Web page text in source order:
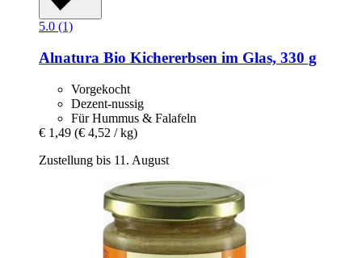
5.0 (1)
Alnatura Bio Kichererbsen im Glas, 330 g
Vorgekocht
Dezent-nussig
Für Hummus & Falafeln
€ 1,49 (€ 4,52 / kg)
Zustellung bis 11. August